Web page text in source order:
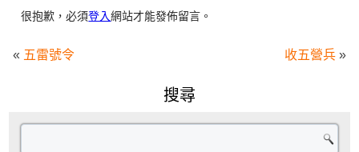
很抱歉，必須登入網站才能發佈留言。
« 五雷號令 收五營兵»
搜尋